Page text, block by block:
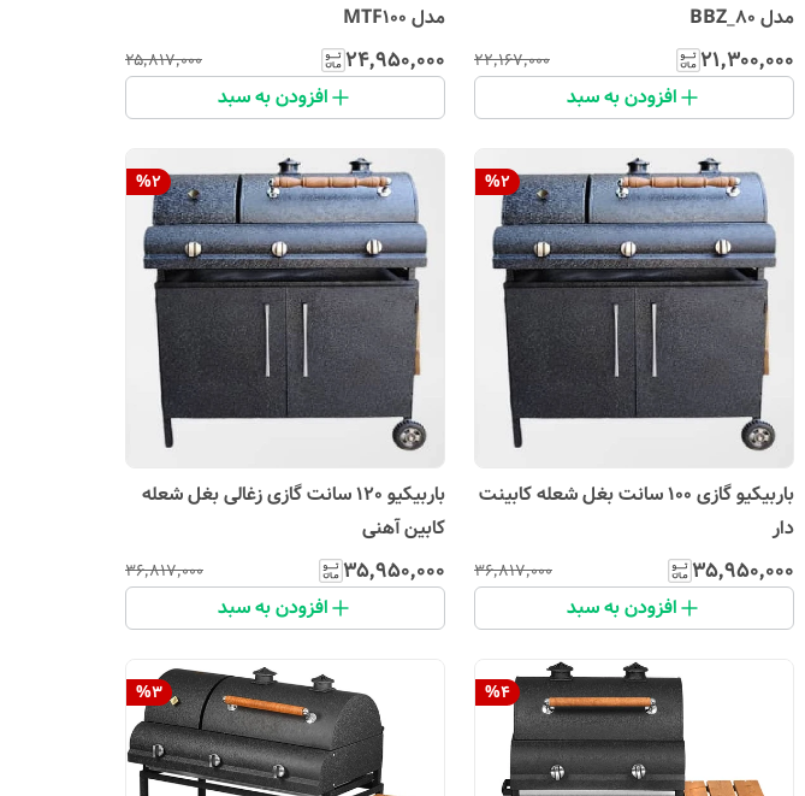
مدل BBZ_80
۲۱٬۳۰۰٬۰۰۰ ۲۲٬۱۶۷٬۰۰۰
افزودن به سبد
مدل MTF100
۲۴٬۹۵۰٬۰۰۰ ۲۵٬۸۱۷٬۰۰۰
افزودن به سبد
%2
باربیکیو گازی 100 سانت بغل شعله کابینت
دار
۳۵٬۹۵۰٬۰۰۰ ۳۶٬۸۱۷٬۰۰۰
افزودن به سبد
%2
باربیکیو 120 سانت گازی زغالی بغل شعله
کابین آهنی
۳۵٬۹۵۰٬۰۰۰ ۳۶٬۸۱۷٬۰۰۰
افزودن به سبد
%4
%3